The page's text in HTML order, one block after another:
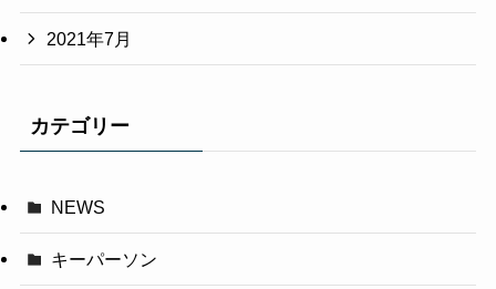
2021年7月
カテゴリー
NEWS
キーパーソン